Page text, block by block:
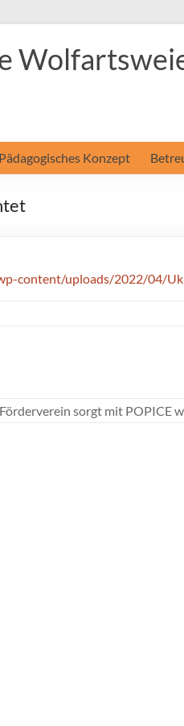
Pädagogisches Konzept
content/uploads/2022/04/
sorgt mit POPICE